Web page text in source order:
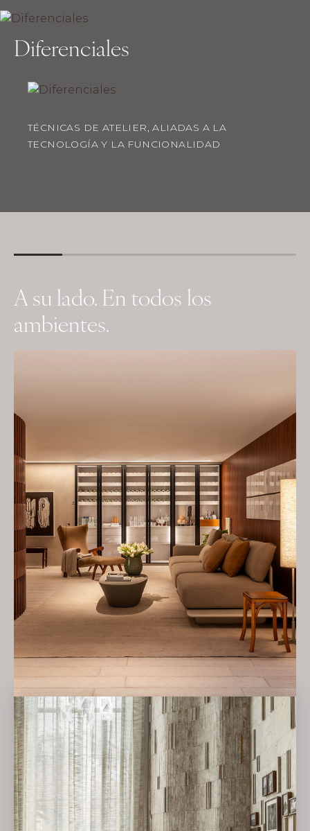
TÉCNICAS DE ATELIER, ALIADAS A LA
TECNOLOGÍA Y LA FUNCIONALIDAD
Diferenciales
A su lado. En todos los
ambientes.